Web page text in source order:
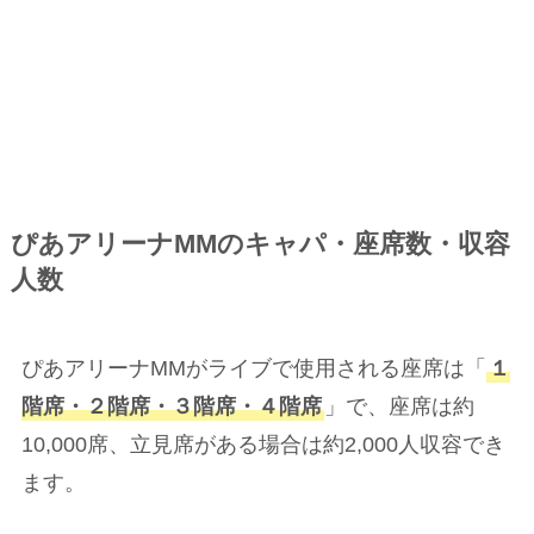
ぴあアリーナMMのキャパ・座席数・収容
人数
ぴあアリーナMMがライブで使用される座席は「 １
階席・２階席・３階席・４階席」で、座席は約
10,000席、立見席がある場合は約2,000人収容でき
ます。